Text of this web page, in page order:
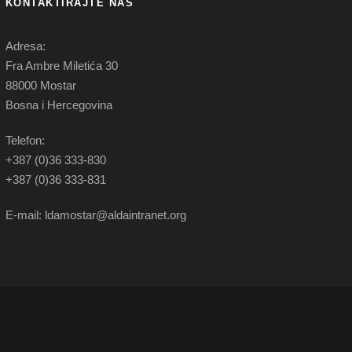
KONTAKTIRAJTE NAS
Adresa:
Fra Ambre Miletića 30
88000 Mostar
Bosna i Hercegovina
Telefon:
+387 (0)36 333-830
+387 (0)36 333-831
E-mail: ldamostar@aldaintranet.org